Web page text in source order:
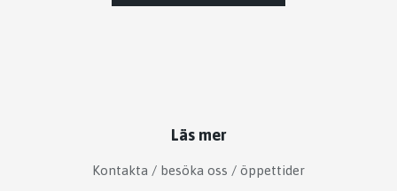
Läs mer
Kontakta / besöka oss / öppettider